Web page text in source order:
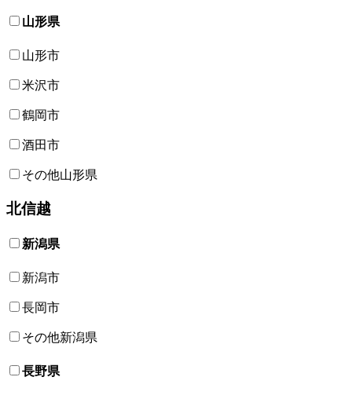
山形県
山形市
米沢市
鶴岡市
酒田市
その他山形県
北信越
新潟県
新潟市
長岡市
その他新潟県
長野県